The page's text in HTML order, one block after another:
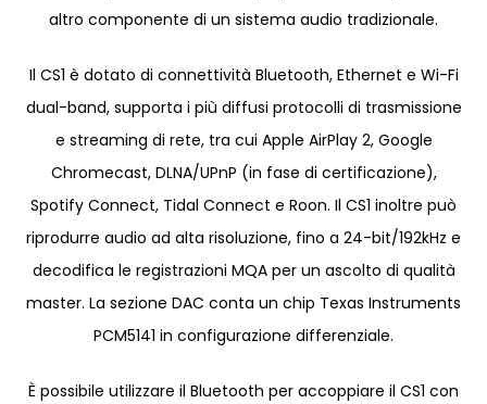
altro componente di un sistema audio tradizionale.
Il CS1 è dotato di connettività Bluetooth, Ethernet e Wi-Fi
dual-band, supporta i più diffusi protocolli di trasmissione
e streaming di rete, tra cui Apple AirPlay 2, Google
Chromecast, DLNA/UPnP (in fase di certificazione),
Spotify Connect, Tidal Connect e Roon. Il CS1 inoltre può
riprodurre audio ad alta risoluzione, fino a 24-bit/192kHz e
decodifica le registrazioni MQA per un ascolto di qualità
master. La sezione DAC conta un chip Texas Instruments
PCM5141 in configurazione differenziale.
È possibile utilizzare il Bluetooth per accoppiare il CS1 con